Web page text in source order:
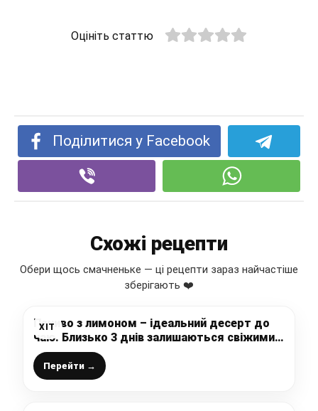
Оцініть статтю
Поділитися у Facebook
Схожі рецепти
Обери щось смачненьке — ці рецепти зараз найчастіше
зберігають ❤️
ХІТ
Печиво з лимоном – ідеальний десерт до
чаю. Близько 3 днів залишаються свіжими і
хрусткими
Перейти →